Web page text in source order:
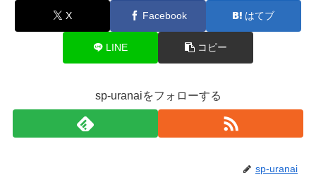
X Facebook はてブ
LINE コピー
sp-uranaiをフォローする
sp-uranai